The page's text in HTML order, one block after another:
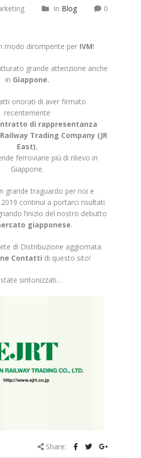
In Blog
0
modo dirompente per IVM!
grande attenzione anche
in Giappone.
onorati di aver firmato
recentemente
di rappresentanza
Trading Company (JR
East),
ferroviarie più di rilievo in
Giappone.
grande traguardo per noi e
continui a portarci risultati
l’inizio del nostro debutto
giapponese.
di Distribuzione aggiornata
Contatti di questo sito!
sintonizzati…
Share: